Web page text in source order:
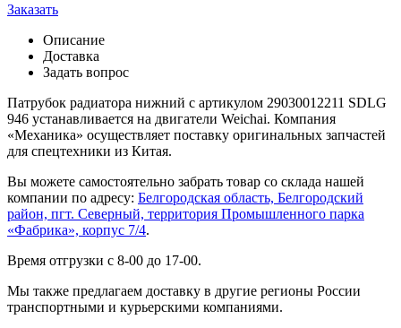
Заказать
Описание
Доставка
Задать вопрос
Патрубок радиатора нижний с артикулом 29030012211 SDLG
946 устанавливается на двигатели Weichai. Компания
«Механика» осуществляет поставку оригинальных запчастей
для спецтехники из Китая.
Вы можете самостоятельно забрать товар со склада нашей
компании по адресу: Белгородская область, Белгородский
район, пгт. Северный, территория Промышленного парка
«Фабрика», корпус 7/4.
Время отгрузки с 8-00 до 17-00.
Мы также предлагаем доставку в другие регионы России
транспортными и курьерскими компаниями.